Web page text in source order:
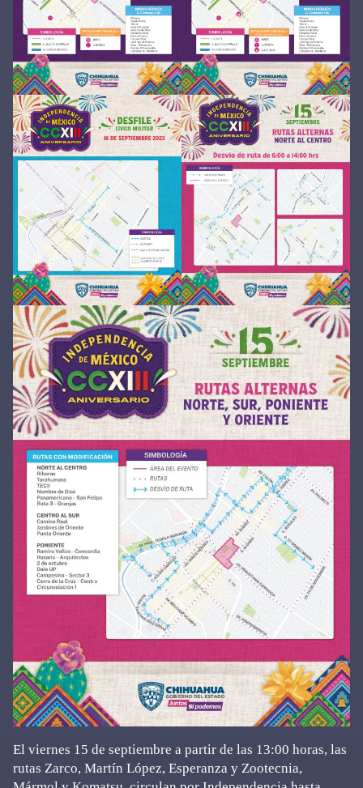
El viernes 15 de septiembre a partir de las 13:00 horas, las
rutas Zarco, Martín López, Esperanza y Zootecnia,